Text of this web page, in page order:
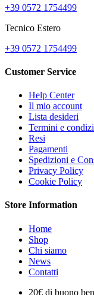
+39 0572 1754499
Tecnico Estero
+39 0572 1754499
Customer Service
Help Center
Il mio account
Lista desideri
Termini e
Resi
Pagamenti
Spedizioni e
Privacy Policy
Cookie Policy
Store Information
Home
Shop
Chi siamo
News
Contatti
20€ di buono